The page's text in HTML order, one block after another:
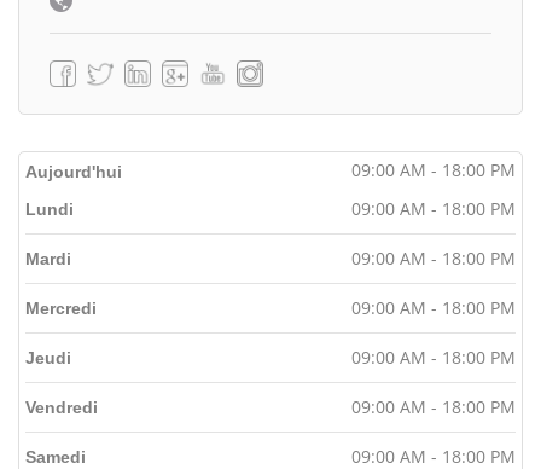
Aujourd'hui 09:00 AM - 18:00 PM
Lundi 09:00 AM - 18:00 PM
Mardi 09:00 AM - 18:00 PM
Mercredi 09:00 AM - 18:00 PM
Jeudi 09:00 AM - 18:00 PM
Vendredi 09:00 AM - 18:00 PM
Samedi 09:00 AM - 18:00 PM